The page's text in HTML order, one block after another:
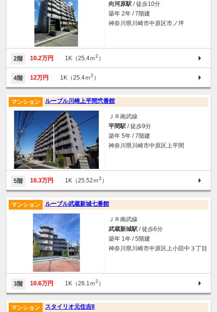
向河原駅 / 徒歩10分
築年 2年 / 7階建
神奈川県川崎市中原区市ノ坪
2階 10.2万円 1K（25.4ｍ2 ）
4階 12万円 1K（25.4ｍ2 ）
ルーブル川崎上平間弐番館
マンション
ＪＲ南武線
平間駅 / 徒歩9分
築年 5年 / 7階建
神奈川県川崎市中原区上平間
5階 10.3万円 1K（25.52ｍ2 ）
ルーブル武蔵新城七番館
マンション
ＪＲ南武線
武蔵新城駅 / 徒歩6分
築年 1年 / 5階建
神奈川県川崎市中原区上小田中３丁目
3階 10.6万円 1K（26.1ｍ2 ）
スタイリオ元住吉II
マンション